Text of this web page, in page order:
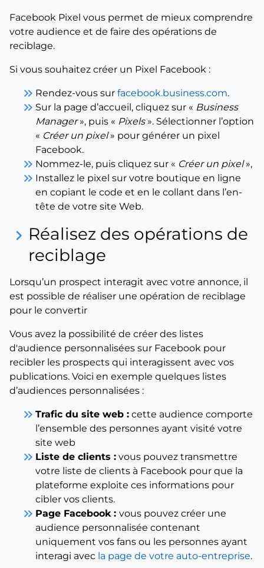
Facebook Pixel vous permet de mieux comprendre
votre audience et de faire des opérations de
reciblage.
Si vous souhaitez créer un Pixel Facebook :
keyboard_double_arrow_right Rendez-vous sur facebook.business.com.
keyboard_double_arrow_right Sur la page d’accueil, cliquez sur « Business
Manager», puis « Pixels». Sélectionner l’option
« Créer un pixel» pour générer un pixel
Facebook.
keyboard_double_arrow_right Nommez-le, puis cliquez sur « Créer un pixel»,
keyboard_double_arrow_right Installez le pixel sur votre boutique en ligne
en copiant le code et en le collant dans l’en-
tête de votre site Web.
keyboard_arrow_right Réalisez des opérations de
reciblage
Lorsqu’un prospect interagit avec votre annonce, il
est possible de réaliser une opération de reciblage
pour le convertir
Vous avez la possibilité de créer des listes
d'audience personnalisées sur Facebook pour
recibler les prospects qui interagissent avec vos
publications. Voici en exemple quelques listes
d’audiences personnalisées :
keyboard_double_arrow_right Trafic du site web : cette audience comporte
l’ensemble des personnes ayant visité votre
site web
keyboard_double_arrow_right Liste de clients : vous pouvez transmettre
votre liste de clients à Facebook pour que la
plateforme exploite ces informations pour
cibler vos clients.
keyboard_double_arrow_right Page Facebook : vous pouvez créer une
audience personnalisée contenant
uniquement vos fans ou les personnes ayant
interagi avec la page de votre auto-entreprise.